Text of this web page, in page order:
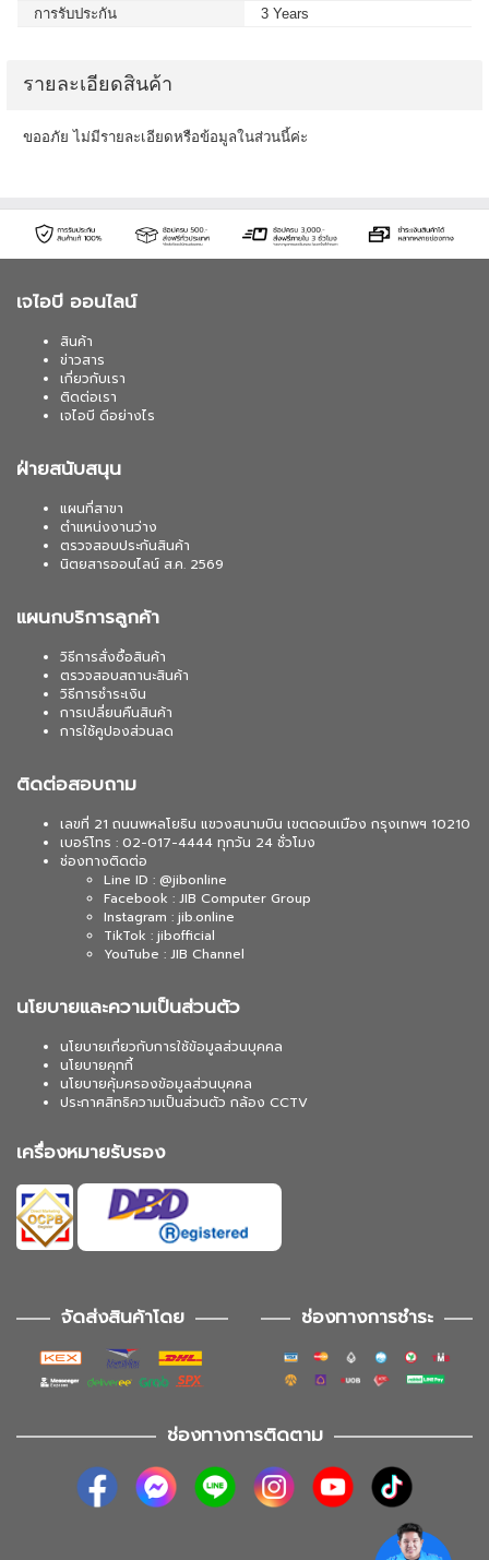
การรับประกัน
3 Years
รายละเอียดสินค้า
ขออภัย ไม่มีรายละเอียดหรือข้อมูลในส่วนนี้ค่ะ
เจไอบี ออนไลน์
สินค้า
ข่าวสาร
เกี่ยวกับเรา
ติดต่อเรา
เจไอบี ดีอย่างไร
ฝ่ายสนับสนุน
แผนที่สาขา
ตำแหน่งงานว่าง
ตรวจสอบประกันสินค้า
นิตยสารออนไลน์ ส.ค. 2569
แผนกบริการลูกค้า
วิธีการสั่งซื้อสินค้า
ตรวจสอบสถานะสินค้า
วิธีการชำระเงิน
การเปลี่ยนคืนสินค้า
การใช้คูปองส่วนลด
ติดต่อสอบถาม
เลขที่ 21 ถนนพหลโยธิน แขวงสนามบิน เขตดอนเมือง กรุงเทพฯ 10210
เบอร์โทร : 02-017-4444 ทุกวัน 24 ชั่วโมง
ช่องทางติดต่อ
Line ID : @jibonline
Facebook : JIB Computer Group
Instagram : jib.online
TikTok : jibofficial
YouTube : JIB Channel
นโยบายและความเป็นส่วนตัว
นโยบายเกี่ยวกับการใช้ข้อมูลส่วนบุคคล
นโยบายคุกกี้
นโยบายคุ้มครองข้อมูลส่วนบุคคล
ประกาศสิทธิความเป็นส่วนตัว กล้อง CCTV
เครื่องหมายรับรอง
จัดส่งสินค้าโดย ช่องทางการชำระ
ช่องทางการติดตาม